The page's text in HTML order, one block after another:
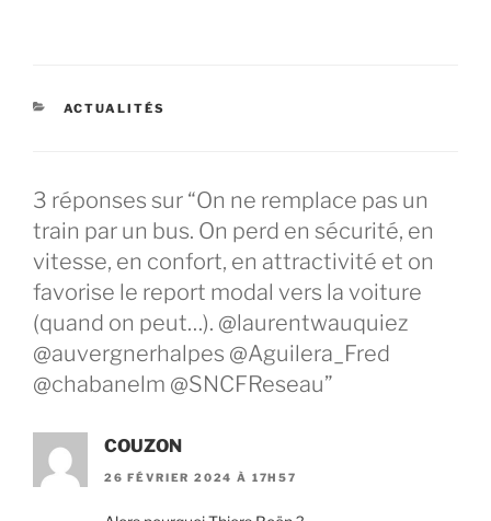
CATÉGORIES
ACTUALITÉS
3 réponses sur “On ne remplace pas un
train par un bus. On perd en sécurité, en
vitesse, en confort, en attractivité et on
favorise le report modal vers la voiture
(quand on peut…). @laurentwauquiez
@auvergnerhalpes @Aguilera_Fred
@chabanelm @SNCFReseau”
COUZON
26 FÉVRIER 2024 À 17H57